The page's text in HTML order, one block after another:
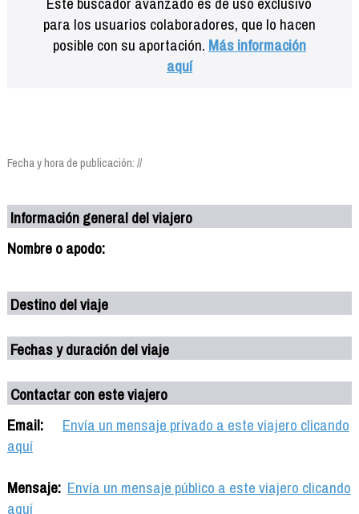
para los usuarios colaboradores, que lo hacen
posible con su aportación. Más información
aquí
Fecha y hora de publicación: //
Información general del viajero
Nombre o apodo:
Destino del viaje
Fechas y duración del viaje
Contactar con este viajero
Email:
Envía un mensaje privado a este viajero clicando
aquí
Mensaje: Envía un mensaje público a este viajero clicando
aquí